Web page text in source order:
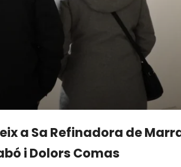
a Sa Refinadora de
i Dolors Comas